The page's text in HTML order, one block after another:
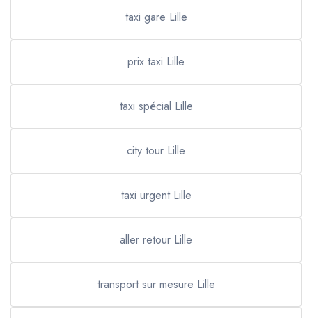
taxi gare Lille
prix taxi Lille
taxi spécial Lille
city tour Lille
taxi urgent Lille
aller retour Lille
transport sur mesure Lille